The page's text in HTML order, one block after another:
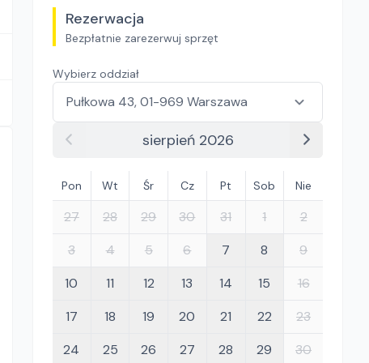
Rezerwacja
Bezpłatnie zarezerwuj sprzęt
Wybierz oddział
sierpień 2026
Pon Wt Śr Cz Pt Sob Nie
27 28 29 30 31 1
2
3
4 5 6 7 8
9
10
11 12 13 14 15
16
17
18 19 20 21 22
23
24
25 26 27 28 29
30